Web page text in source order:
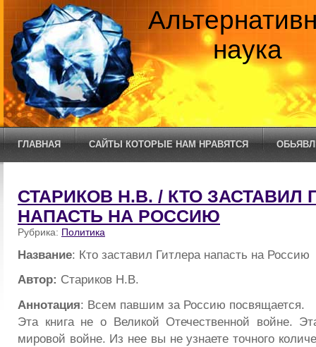
наука
ГЛАВНАЯ САЙТЫ КОТОРЫЕ НАМ НРАВЯТСЯ
СТАРИКОВ Н.В. / КТО ЗАСТАВИЛ
НАПАСТЬ НА РОССИЮ
Рубрика: Политика
Название: Кто заставил Гитлера напасть на Россию
Автор: Стариков Н.В.
Аннотация: Всем павшим за Россию посвящается.
Эта книга не о Великой Отечественной войне.
мировой войне. Из нее вы не узнаете точного